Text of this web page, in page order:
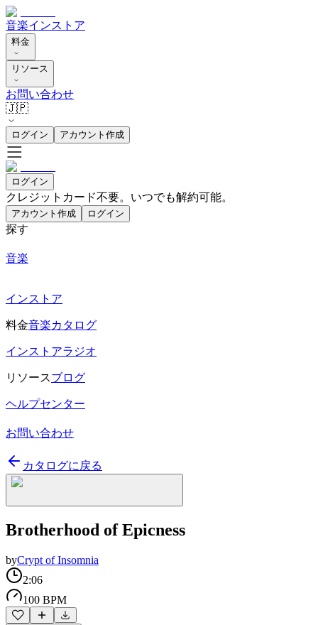
音楽インストア
料金
リソース
お問い合わせ
🇯🇵
ログイン アカウント作成
ログイン
クレジットカード不要。いつでも解約可能。
アカウント作成 ログイン
探す
音楽
インストア
料金音楽カタログ
インストアラジオ
リソースブログ
ヘルプセンター
お問い合わせ
カタログに戻る
Brotherhood of Epicness
byCrypt of Insomnia
2:06
100 BPM